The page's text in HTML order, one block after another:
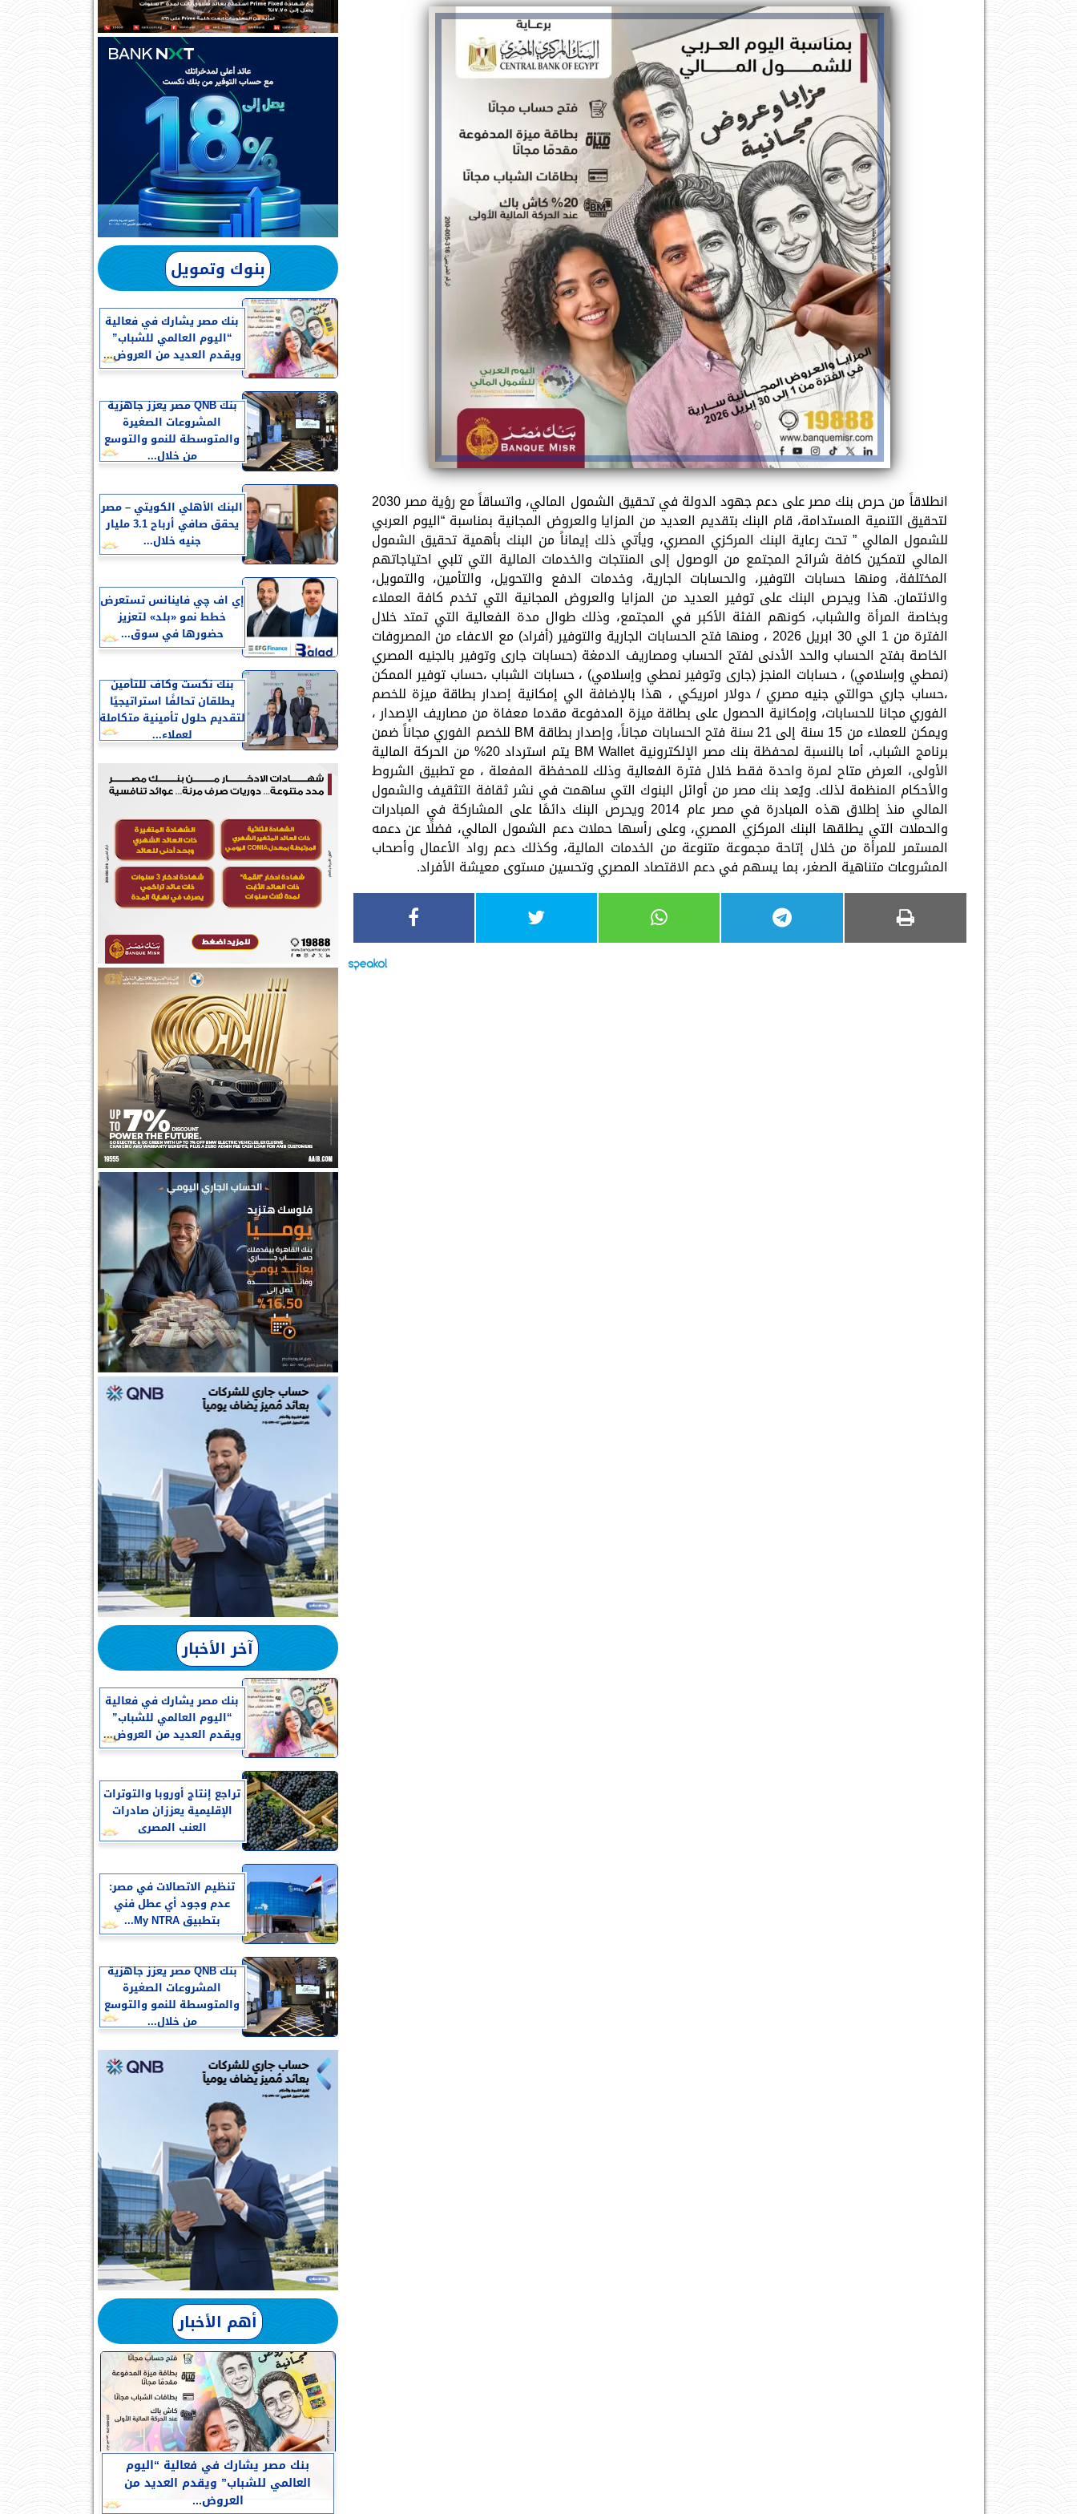
انطلاقاً من حرص بنك مصر على دعم جهود الدولة في تحقيق الشمول المالي، واتساقاً مع رؤية مصر 2030
لتحقيق التنمية المستدامة، قام البنك بتقديم العديد من المزايا والعروض المجانية بمناسبة “اليوم العربي
للشمول المالي ” تحت رعاية البنك المركزي المصري، ويأتي ذلك إيماناً من البنك بأهمية تحقيق الشمول
المالي لتمكين كافة شرائح المجتمع من الوصول إلى المنتجات والخدمات المالية التي تلبي احتياجاتهم
المختلفة، ومنها حسابات التوفير، والحسابات الجارية، وخدمات الدفع والتحويل، والتأمين، والتمويل،
والائتمان. هذا ويحرص البنك على توفير العديد من المزايا والعروض المجانية التي تخدم كافة العملاء
وبخاصة المرأة والشباب، كونهم الفئة الأكبر في المجتمع، وذلك طوال مدة الفعالية التي تمتد خلال
الفترة من 1 الي 30 ابريل 2026 ، ومنها فتح الحسابات الجارية والتوفير (أفراد) مع الاعفاء من المصروفات
الخاصة بفتح الحساب والحد الأدنى لفتح الحساب ومصاريف الدمغة (حسابات جارى وتوفير بالجنيه المصري
(نمطي وإسلامي) ، حسابات المنجز (جارى وتوفير نمطي وإسلامي) ، حسابات الشباب ،حساب توفير الممكن
،حساب جاري حوالتي جنيه مصري / دولار امريكي ، هذا بالإضافة الي إمكانية إصدار بطاقة ميزة للخصم
الفوري مجانا للحسابات، وإمكانية الحصول على بطاقة ميزة المدفوعة مقدما معفاة من مصاريف الإصدار ،
ويمكن للعملاء من 15 سنة إلى 21 سنة فتح الحسابات مجاناً، وإصدار بطاقة BM للخصم الفوري مجاناً ضمن
برنامج الشباب، أما بالنسبة لمحفظة بنك مصر الإلكترونية BM Wallet يتم استرداد 20% من الحركة المالية
الأولى، العرض متاح لمرة واحدة فقط خلال فترة الفعالية وذلك للمحفظة المفعلة ، مع تطبيق الشروط
والأحكام المنظمة لذلك. ويُعد بنك مصر من أوائل البنوك التي ساهمت في نشر ثقافة التثقيف والشمول
المالي منذ إطلاق هذه المبادرة في مصر عام 2014 ويحرص البنك دائمًا على المشاركة في المبادرات
والحملات التي يطلقها البنك المركزي المصري، وعلى رأسها حملات دعم الشمول المالي، فضلًا عن دعمه
المستمر للمرأة من خلال إتاحة مجموعة متنوعة من الخدمات المالية، وكذلك دعم رواد الأعمال وأصحاب
المشروعات متناهية الصغر، بما يسهم في دعم الاقتصاد المصري وتحسين مستوى معيشة الأفراد.
بنوك وتمويل
بنك مصر يشارك في فعالية
“اليوم العالمي للشباب”
ويقدم العديد من العروض...
بنك QNB مصر يعزز جاهزية
المشروعات الصغيرة
والمتوسطة للنمو والتوسع
من خلال...
البنك الأهلي الكويتي – مصر
يحقق صافي أرباح 3.1 مليار
جنيه خلال...
إي اف چي فاينانس تستعرض
خطط نمو «بلد» لتعزيز
حضورها في سوق...
بنك نكست وكاف للتأمين
يطلقان تحالفًا استراتيجيًا
لتقديم حلول تأمينية متكاملة
لعملاء...
آخر الأخبار
بنك مصر يشارك في فعالية
“اليوم العالمي للشباب”
ويقدم العديد من العروض...
تراجع إنتاج أوروبا والتوترات
الإقليمية يعززان صادرات
العنب المصرى
تنظيم الاتصالات في مصر:
عدم وجود أي عطل فني
بتطبيق My NTRA...
بنك QNB مصر يعزز جاهزية
المشروعات الصغيرة
والمتوسطة للنمو والتوسع
من خلال...
أهم الأخبار
بنك مصر يشارك في فعالية “اليوم
العالمي للشباب” ويقدم العديد من
العروض...